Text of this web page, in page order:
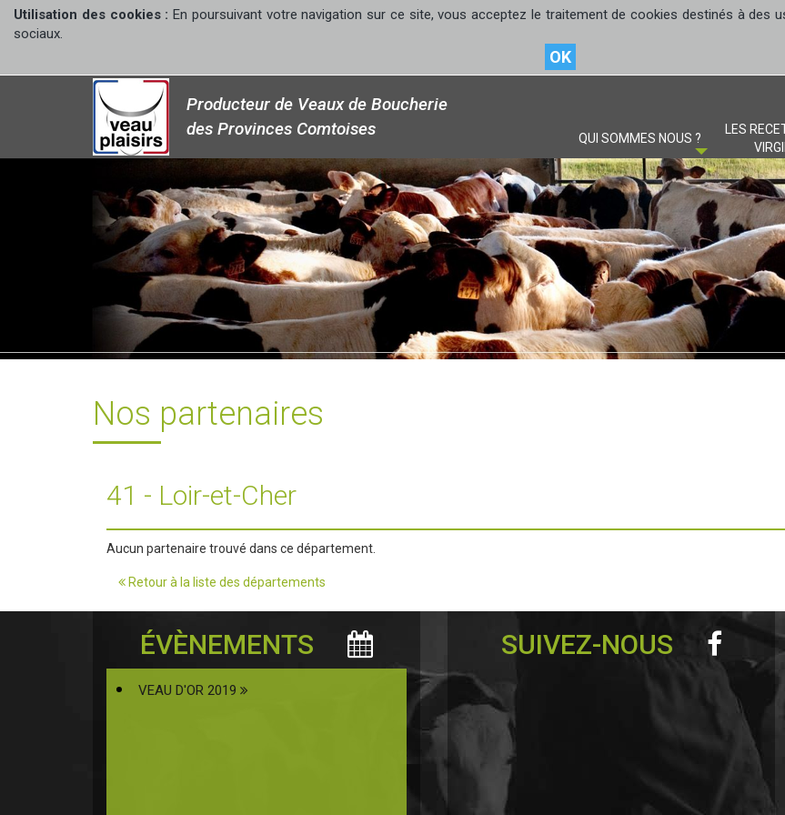
Utilisation des cookies :En poursuivant votre navigation sur ce site, vous acceptez le traitement de cookies destinés à des
sociaux.
OK
Producteur de Veaux de Boucherie
des Provinces Comtoises
QUI SOMMES NOUS ?
LES
Nos partenaires
41 - Loir-et-Cher
Aucun partenaire trouvé dans ce département.
Retour à la liste des départements
ÉVÈNEMENTS
VEAU D'OR 2019
SUIVEZ-NOUS